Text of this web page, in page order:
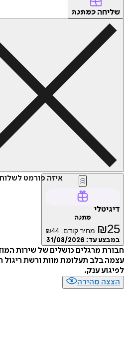
כמתנה
איזה פורמט לשלוח
₪ מחיר קודם: ₪44
עד:31/08/2026
מרגלים כושלים של שירות
בלב תעלומת מוות ורשת ריגול רוסית
ענק.
מהירה